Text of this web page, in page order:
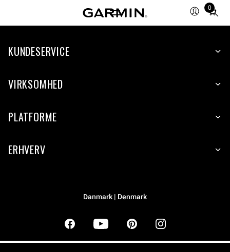
0
Total
items
cart:
KUNDESERVICE
VIRKSOMHED
PLATFORME
ERHVERV
Danmark | Denmark